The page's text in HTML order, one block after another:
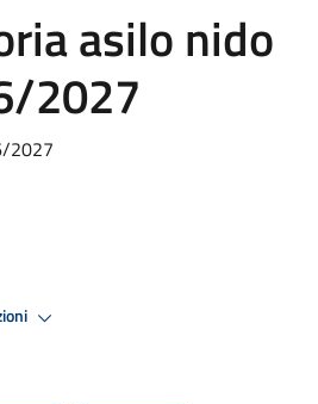
asilo nido
2027
2027